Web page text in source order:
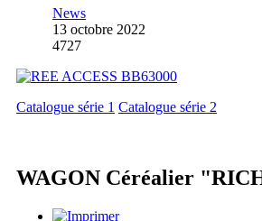
News
13 octobre 2022
4727
Catalogue série 1 Catalogue série 2
WAGON Céréalier